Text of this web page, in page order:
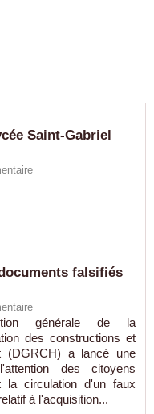
Saint-Gabriel
falsifiés
générale de la
des constructions et
(DGRCH) a lancé une
des citoyens
la circulation d'un faux
à l'acquisition...